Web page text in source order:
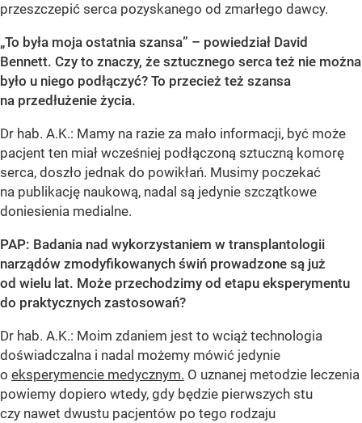
przeszczepić serca pozyskanego od zmarłego dawcy.
„To była moja ostatnia szansa” – powiedział David
Bennett. Czy to znaczy, że sztucznego serca też nie można
było u niego podłączyć? To przecież też szansa
na przedłużenie życia.
Dr hab. A.K.: Mamy na razie za mało informacji, być może
pacjent ten miał wcześniej podłączoną sztuczną komorę
serca, doszło jednak do powikłań. Musimy poczekać
na publikację naukową, nadal są jedynie szczątkowe
doniesienia medialne.
PAP: Badania nad wykorzystaniem w transplantologii
narządów zmodyfikowanych świń prowadzone są już
od wielu lat. Może przechodzimy od etapu eksperymentu
do praktycznych zastosowań?
Dr hab. A.K.: Moim zdaniem jest to wciąż technologia
doświadczalna i nadal możemy mówić jedynie
o eksperymencie medycznym. O uznanej metodzie leczenia
powiemy dopiero wtedy, gdy będzie pierwszych stu
czy nawet dwustu pacjentów po tego rodzaju